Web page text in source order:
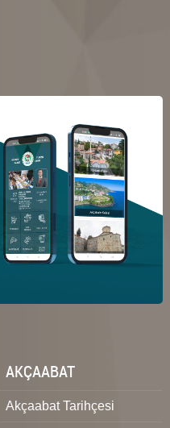
AKÇAABAT
Akçaabat Tarihçesi